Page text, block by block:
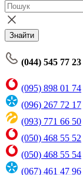
Знайти
(044) 545 77 23
(095) 898 01 74
(096) 267 72 17
(093) 771 66 50
(050) 468 55 52
(050) 468 55 54
(067) 461 47 96